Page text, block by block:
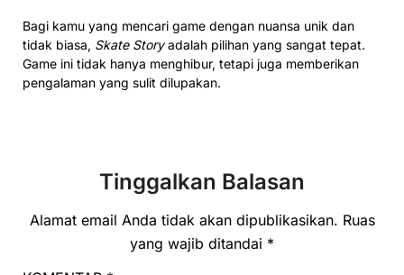
Bagi kamu yang mencari game dengan nuansa unik dan
tidak biasa, Skate Storyadalah pilihan yang sangat tepat.
Game ini tidak hanya menghibur, tetapi juga memberikan
pengalaman yang sulit dilupakan.
Tinggalkan Balasan
Alamat email Anda tidak akan dipublikasikan. Ruas
yang wajib ditandai *